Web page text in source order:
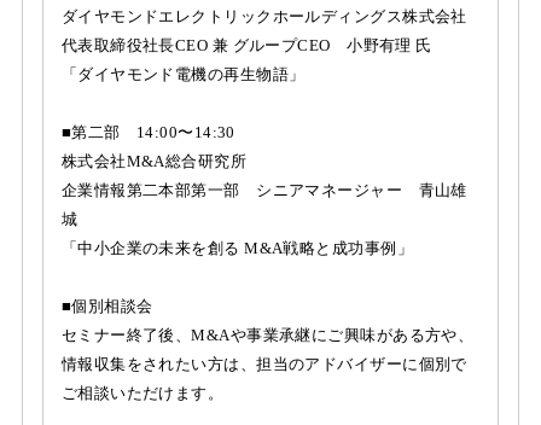
ダイヤモンドエレクトリックホールディングス株式会社
代表取締役社長CEO 兼 グループCEO 小野有理 氏
「ダイヤモンド電機の再生物語」
■第二部 14:00〜14:30
株式会社M&A総合研究所
企業情報第⼆本部第⼀部 シニアマネージャー 青山雄
城
「中小企業の未来を創る M&A戦略と成功事例」
■個別相談会
セミナー終了後、M&Aや事業承継にご興味がある方や、
情報収集をされたい方は、担当のアドバイザーに個別で
ご相談いただけます。